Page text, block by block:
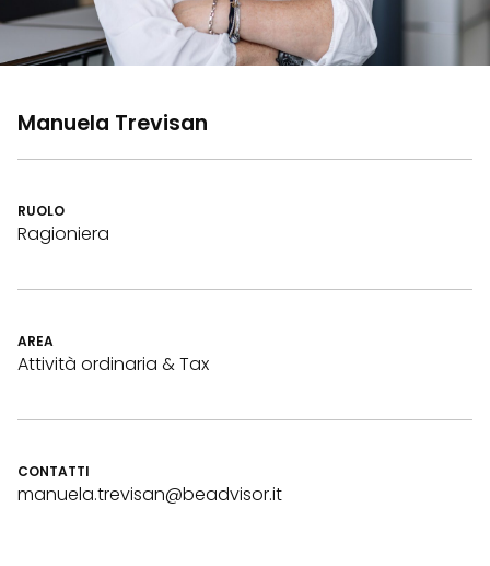
Manuela Trevisan
RUOLO
Ragioniera
AREA
Attività ordinaria & Tax
CONTATTI
manuela.trevisan@beadvisor.it